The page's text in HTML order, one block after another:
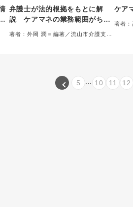
るような役割を求められることがあ
る。本書では、ケアマネジャーが実
務のなかで判断に迷ういわゆるグレ
ーゾーン業務を取り上げ、その具体
弁護士が法的根拠をもとに解
説 ケアマネの業務範囲がちゃ
著者：外岡 潤＝編著／流山市介護支援
総力
け手
いデ
ケア
著者：
5 10 11 12